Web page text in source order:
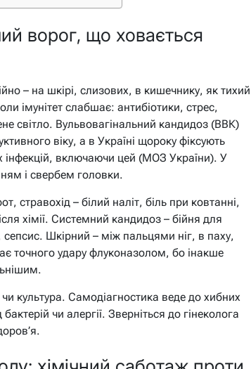
ворог, що ховається
– на шкірі, слизових, в кишечнику, як тихий
імунітет слабшає: антибіотики, стрес,
світло. Вульвовагінальний кандидоз (ВВК)
віку, а в Україні щороку фіксують
інфекцій, включаючи цей (МОЗ України). У
і свербем головки.
стравохід – білий наліт, біль при ковтанні,
хімії. Системний кандидоз – бійня для
Шкірний – між пальцями ніг, в паху,
точного удару флуконазолом, бо інакше
культура. Самодіагностика веде до хибних
чи алергії. Зверніться до гінеколога